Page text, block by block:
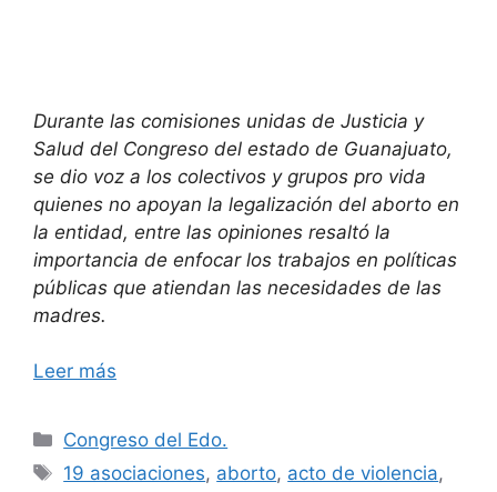
Durante las comisiones unidas de Justicia y
Salud del Congreso del estado de Guanajuato,
se dio voz a los colectivos y grupos pro vida
quienes no apoyan la legalización del aborto en
la entidad, entre las opiniones resaltó la
importancia de enfocar los trabajos en políticas
públicas que atiendan las necesidades de las
madres.
Leer más
Categorías
Congreso del Edo.
Etiquetas
19 asociaciones, aborto, acto de violencia,